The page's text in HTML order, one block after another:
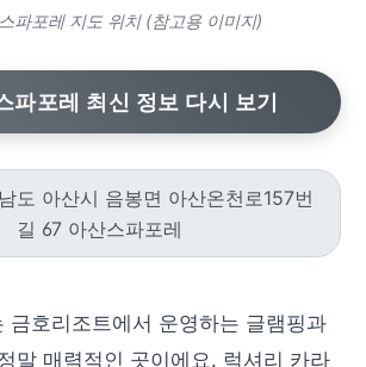
파포레 지도 위치 (참고용 이미지)
파포레 최신 정보 다시 보기
도 아산시 음봉면 아산온천로157번
길 67 아산스파포레
금호리조트에서 운영하는 글램핑과
말 매력적인 곳이에요. 럭셔리 카라